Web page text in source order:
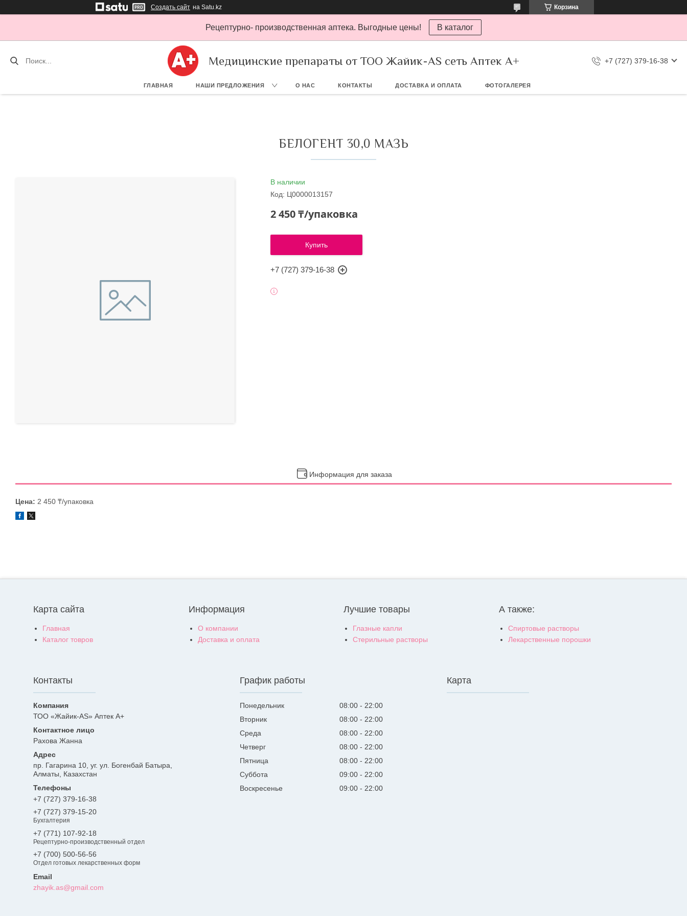
Создать сайт на Satu.kz Корзина
Рецептурно- производственная аптека. Выгодные цены! В каталог
Медицинские препараты от ТОО Жайик-AS сеть Аптек А+ +7 (727) 379-16-38
ГЛАВНАЯ НАШИ ПРЕДЛОЖЕНИЯ О НАС КОНТАКТЫ ДОСТАВКА И ОПЛАТА ФОТОГАЛЕРЕЯ
БЕЛОГЕНТ 30,0 МАЗЬ
В наличии
Код: Ц0000013157
2 450 ₸/упаковка
Купить
+7 (727) 379-16-38
Информация для заказа
Цена: 2 450 ₸/упаковка
Карта сайта
Главная
Каталог товров
Информация
О компании
Доставка и оплата
Лучшие товары
Глазные капли
Стерильные растворы
А также:
Спиртовые растворы
Лекарственные порошки
Контакты
ТОО «Жайик-AS» Аптек А+
Рахова Жанна
пр. Гагарина 10, уг. ул. Богенбай Батыра,
Алматы, Казахстан
+7 (727) 379-16-38
+7 (727) 379-15-20
Бухгалтерия
+7 (771) 107-92-18
Рецептурно-производственный отдел
+7 (700) 500-56-56
Отдел готовых лекарственных форм
zhayik.as@gmail.com
График работы
Понедельник 08:00
22:00
Вторник
08:00
22:00
Среда
08:00
22:00
Четверг
08:00
22:00
Пятница
08:00
22:00
Суббота
09:00
22:00
Воскресенье
09:00 22:00
Карта